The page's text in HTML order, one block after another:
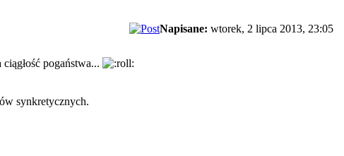
Napisane: wtorek, 2 lipca 2013, 23:05
pogaństwa...
synkretycznych.